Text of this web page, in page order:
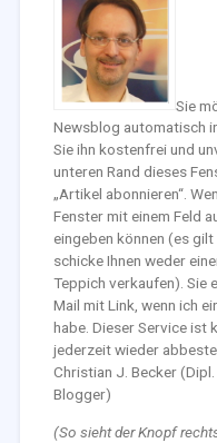
Sie
Newsblog automatisch
Sie ihn kostenfrei und
unteren Rand dieses
„Artikel abonnieren“.
Fenster mit einem Feld
eingeben können (es gilt
schicke Ihnen weder
Teppich verkaufen). Sie
Mail mit Link, wenn ich
habe. Dieser Service ist
jederzeit wieder
Christian J. Becker
Blogger)
(So sieht der Knopf